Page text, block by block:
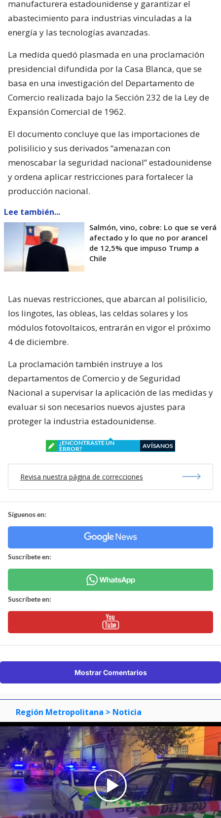
manufacturera estadounidense y garantizar el
abastecimiento para industrias vinculadas a la
energía y las tecnologías avanzadas.
La medida quedó plasmada en una proclamación
presidencial difundida por la Casa Blanca, que se
basa en una investigación del Departamento de
Comercio realizada bajo la Sección 232 de la Ley de
Expansión Comercial de 1962.
El documento concluye que las importaciones de
polisilicio y sus derivados “amenazan con
menoscabar la seguridad nacional” estadounidense
y ordena aplicar restricciones para fortalecer la
producción nacional.
Lee también...
Salmón, vino, cobre: Lo que se verá
afectado y lo que no por arancel
de 12,5% que impuso Trump a
Chile
Las nuevas restricciones, que abarcan al polisilicio,
los lingotes, las obleas, las celdas solares y los
módulos fotovoltaicos, entrarán en vigor el próximo
4 de diciembre.
La proclamación también instruye a los
departamentos de Comercio y de Seguridad
Nacional a supervisar la aplicación de las medidas y
evaluar si son necesarios nuevos ajustes para
proteger la industria estadounidense.
¿ENCONTRASTE UN
ERROR?
AVÍSANOS
Revisa nuestra página de correcciones
Síguenos en:
Suscríbete en:
Suscríbete en:
Mostrar Comentarios
Región Metropolitana > Noticia